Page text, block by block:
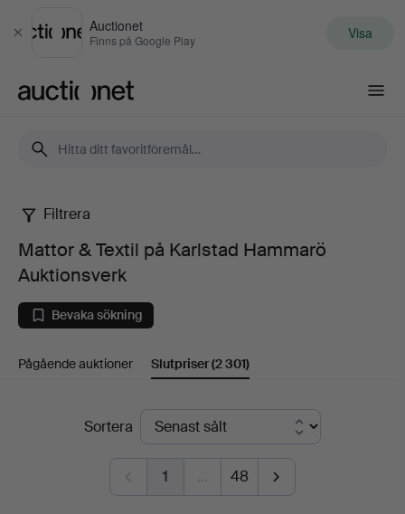
Stäng
Auctionet
Finns på Google Play Visa
Mattor
Textil
på
Hammarö
Auktionsverk
Filtrera
Mattor & Textil på Karlstad Hammarö
Auktionsverk
Bevaka sökning
Pågående auktioner Slutpriser(2 301)
SlutpriserSortera
1 … 48